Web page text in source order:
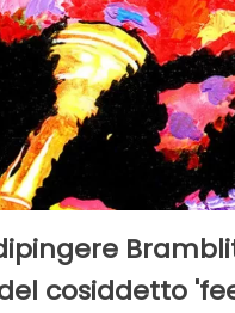
cosiddetto